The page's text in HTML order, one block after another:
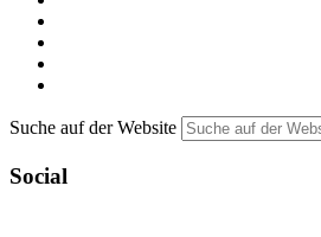
Suche auf der Website
Social